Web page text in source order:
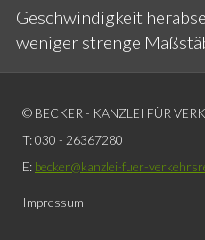
Geschwindigkeit
weniger strenge
© BECKER - KANZLEI FÜR
T: 030 - 26367280
E: becker@kanzlei-fuer-
Impressum